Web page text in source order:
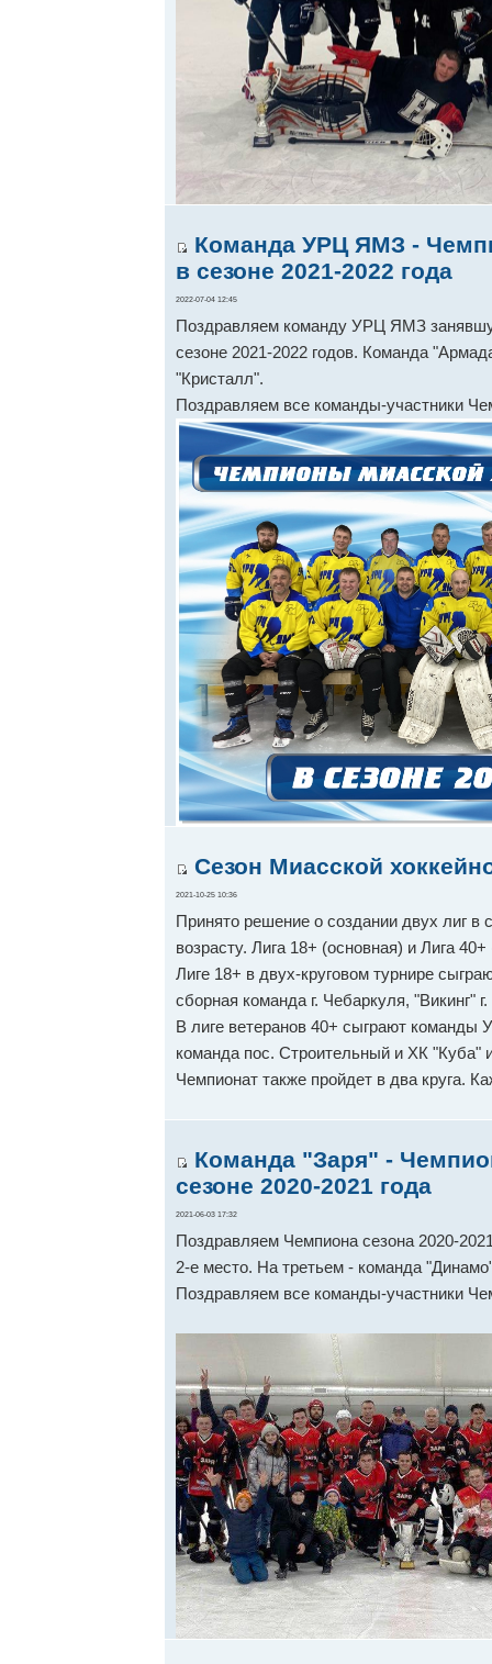
Команда УРЦ ЯМЗ -
в сезоне 2021-2022 года
2022-07-04 12:45
Поздравляем команду УРЦ ЯМЗ
сезоне 2021-2022 годов. Команда
"Кристалл".
Поздравляем все команды-участники
Сезон Миасской
2021-10-25 10:36
Принято решение о создании двух лиг в
возрасту. Лига 18+ (основная) и Лига
Лиге 18+ в двух-круговом турнире
сборная команда г. Чебаркуля, "Викинг"
В лиге ветеранов 40+ сыграют
команда пос. Строительный и ХК "Куба"
Чемпионат также пройдет в два круга.
Команда "Заря" -
сезоне 2020-2021 года
2021-06-03 17:32
Поздравляем Чемпиона сезона 2020-
2-е место. На третьем - команда
Поздравляем все команды-участники